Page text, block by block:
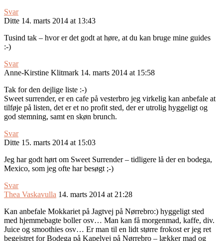
Svar
Ditte 14. marts 2014 at 13:43
Tusind tak – hvor er det godt at høre, at du kan bruge mine guides
:-)
Svar
Anne-Kirstine Klitmark 14. marts 2014 at 15:58
Tak for den dejlige liste :-)
Sweet surrender, er en cafe på vesterbro jeg virkelig kan anbefale at
tilføje på listen, det er et no profit sted, der er utrolig hyggeligt og
god stemning, samt en skøn brunch.
Svar
Ditte 15. marts 2014 at 15:03
Jeg har godt hørt om Sweet Surrender – tidligere lå der en bodega,
Mexico, som jeg ofte har besøgt ;-)
Svar
Thea Vaskavulla 14. marts 2014 at 21:28
Kan anbefale Mokkariet på Jagtvej på Nørrebro:) hyggeligt sted
med hjemmebagte boller osv… Man kan få morgenmad, kaffe, div.
Juice og smoothies osv… Er man til en lidt større frokost er jeg ret
begejstret for Bodega på Kapelvej på Nørrebro – lækker mad og